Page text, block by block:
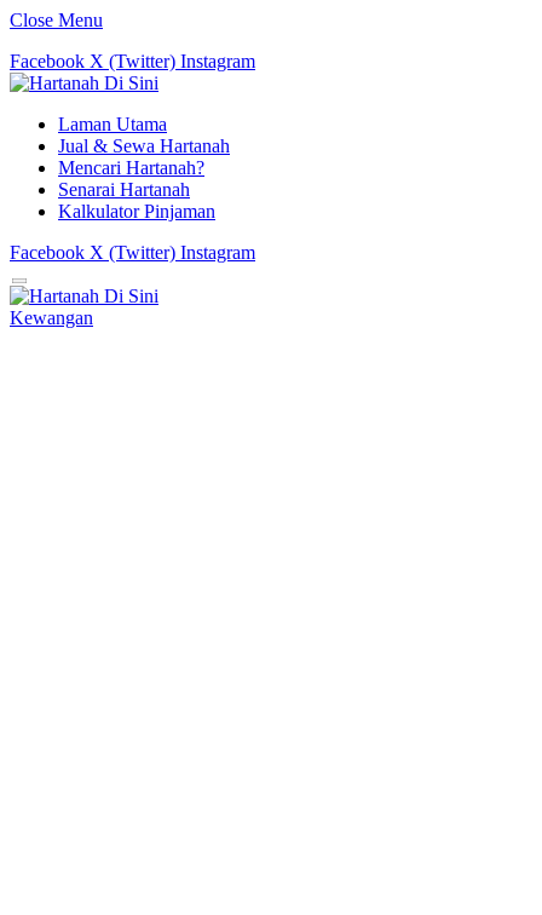
Close Menu
Facebook X (Twitter) Instagram
Laman Utama
Jual & Sewa Hartanah
Mencari Hartanah?
Senarai Hartanah
Kalkulator Pinjaman
Facebook X (Twitter) Instagram
Kewangan